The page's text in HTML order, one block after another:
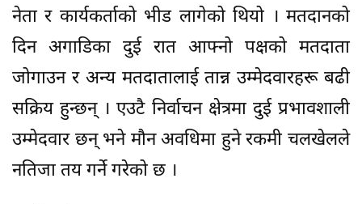
नेता र कार्यकर्ताको भीड लागेको थियो । मतदानको
दिन अगाडिका दुई रात आफ्नो पक्षको मतदाता
जोगाउन र अन्य मतदातालाई तान्न उम्मेदवारहरू बढी
सक्रिय हुन्छन् । एउटै निर्वाचन क्षेत्रमा दुई प्रभावशाली
उम्मेदवार छन् भने मौन अवधिमा हुने रकमी चलखेलले
नतिजा तय गर्ने गरेको छ ।